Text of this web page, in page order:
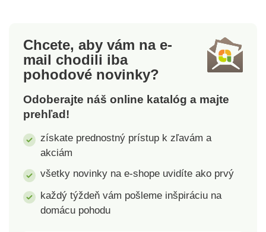
protišmykový povrch
a elastomérové nohy,
ktoré zabraňujú
Schodíky sú
obojstranné, skladacie
zosilnenú
konštrukciu.Nosnosť:
150 kg. Hmotnosť:
3,44 kg. Rozmery:
dĺžka 47 cm, šírka 44
cm, výška 63 cm,
54 x 79 cm,
maximálne zaťaženie
150 kg.
Chcete, aby vám na e-
mail chodili iba
pohodové novinky?
Odoberajte náš online katalóg a majte
prehľad!
získate prednostný prístup k zľavám a
akciám
všetky novinky na e-shope uvidíte ako prvý
každý týždeň vám pošleme inšpiráciu na
domácu pohodu